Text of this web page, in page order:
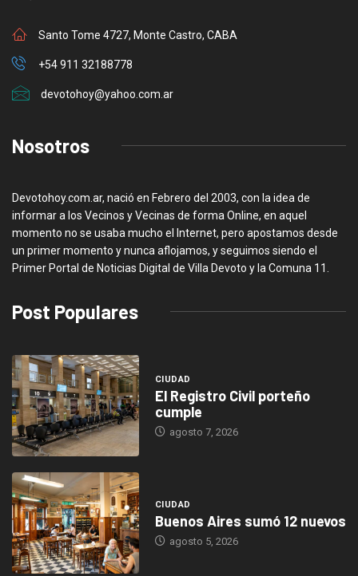
Santo Tome 4727, Monte Castro, CABA
+54 911 32188778
devotohoy@yahoo.com.ar
Nosotros
Devotohoy.com.ar, nació en Febrero del 2003, con la idea de
informar a los Vecinos y Vecinas de forma Online, en aquel
momento no se usaba mucho el Internet, pero apostamos desde
un primer momento y nunca aflojamos, y seguimos siendo el
Primer Portal de Noticias Digital de Villa Devoto y la Comuna 11.
Post Populares
CIUDAD
El Registro Civil porteño
cumple
agosto 7, 2026
CIUDAD
Buenos Aires sumó 12 nuevos
agosto 5, 2026